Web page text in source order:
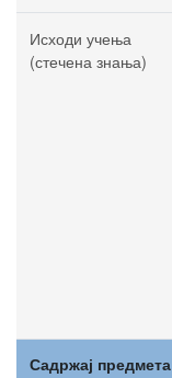
Исходи учења
(стечена знања)
Садржај предмета